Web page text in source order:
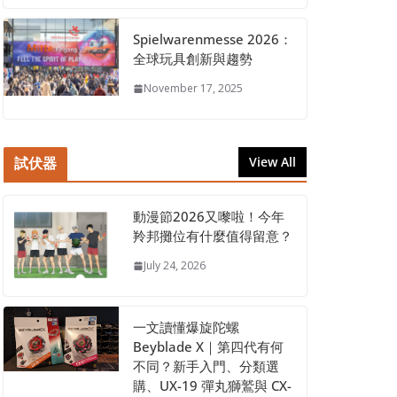
Spielwarenmesse 2026：
全球玩具創新與趨勢
November 17, 2025
試伏器 View All
動漫節2026又嚟啦！今年
羚邦攤位有什麼值得留意？
July 24, 2026
一文讀懂爆旋陀螺
Beyblade X｜第四代有何
不同？新手入門、分類選
購、UX-19 彈丸獅鷲與 CX-